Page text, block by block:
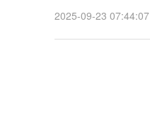
2025-09-23 07:44:07